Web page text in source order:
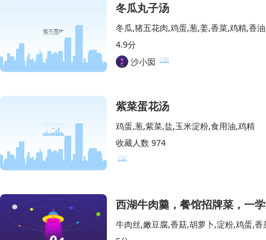
冬瓜丸子汤
冬瓜,猪五花肉,鸡蛋,葱,姜,香菜,鸡精,香
4.9分
沙小囡
紫菜蛋花汤
鸡蛋,葱,紫菜,盐,玉米淀粉,食用油,鸡精
收藏人数 974
西湖牛肉羹，餐馆招牌菜，一
牛肉丝,嫩豆腐,香菇,胡萝卜,淀粉,鸡蛋,